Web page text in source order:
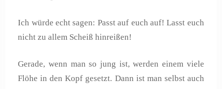
Ich würde echt sagen: Passt auf euch auf! Lasst euch
nicht zu allem Scheiß hinreißen!
Gerade, wenn man so jung ist, werden einem viele
Flöhe in den Kopf gesetzt. Dann ist man selbst auch